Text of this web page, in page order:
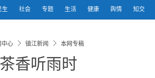
生 社会 专题 生活 健康 舆情 知交
中心 镇江新闻 本网专稿
香听雨时